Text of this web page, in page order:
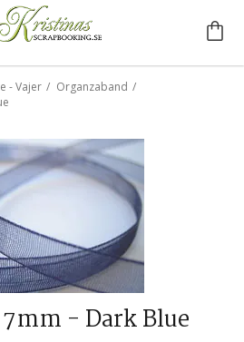
- Vajer / Organzaband /
- Dark Blue